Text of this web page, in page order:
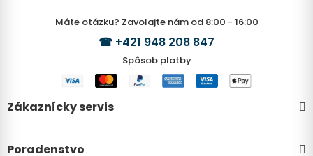
Máte otázku? Zavolajte nám od 8:00 - 16:00
☎ +421 948 208 847
Spôsob platby
Zákaznícky servis
Poradenstvo